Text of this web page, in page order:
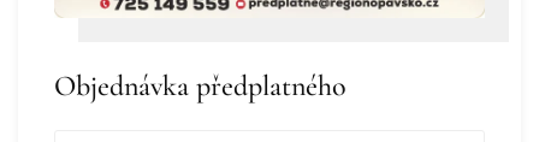
Objednávka předplatného